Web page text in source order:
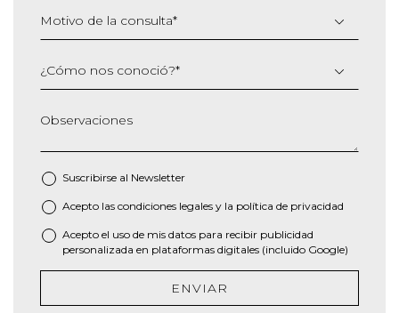
Motivo de la consulta*
¿Cómo nos conoció?*
Observaciones
Suscribirse al Newsletter
* Acepto las condiciones legales y la política de privacidad
Acepto el uso de mis datos para recibir publicidad
personalizada en plataformas digitales (incluido Google)
ENVIAR